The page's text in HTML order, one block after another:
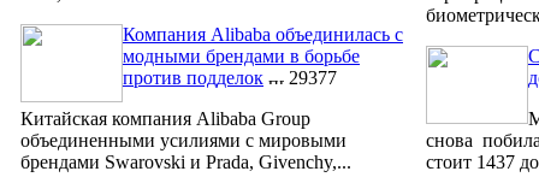
Компания Alibaba объединилась с
модными брендами в борьбе
против подделок
29377
Китайская компания Alibaba Group
объединенными усилиями с мировыми
брендами Swarovski и Prada, Givenchy,...
снова
стоит 1437